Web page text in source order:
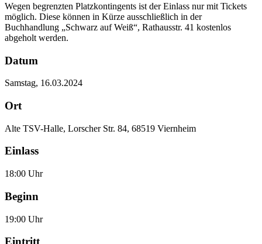
Wegen begrenzten Platzkontingents ist der Einlass nur mit Tickets
möglich. Diese können in Kürze ausschließlich in der
Buchhandlung „Schwarz auf Weiß“, Rathausstr. 41 kostenlos
abgeholt werden.
Datum
Samstag, 16.03.2024
Ort
Alte TSV-Halle, Lorscher Str. 84, 68519 Viernheim
Einlass
18:00 Uhr
Beginn
19:00 Uhr